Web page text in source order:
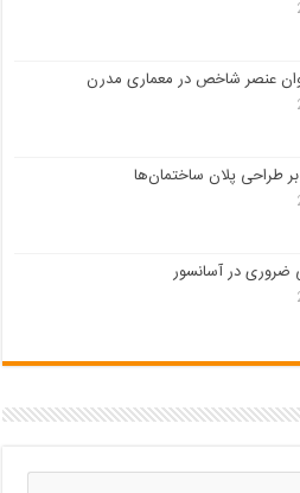
عنصر شاخص در معماری مدرن
بر طراحی پلان ساختمان‌ها
ضروری در آسانسور